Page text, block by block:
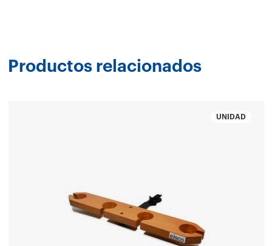
Productos relacionados
UNIDAD